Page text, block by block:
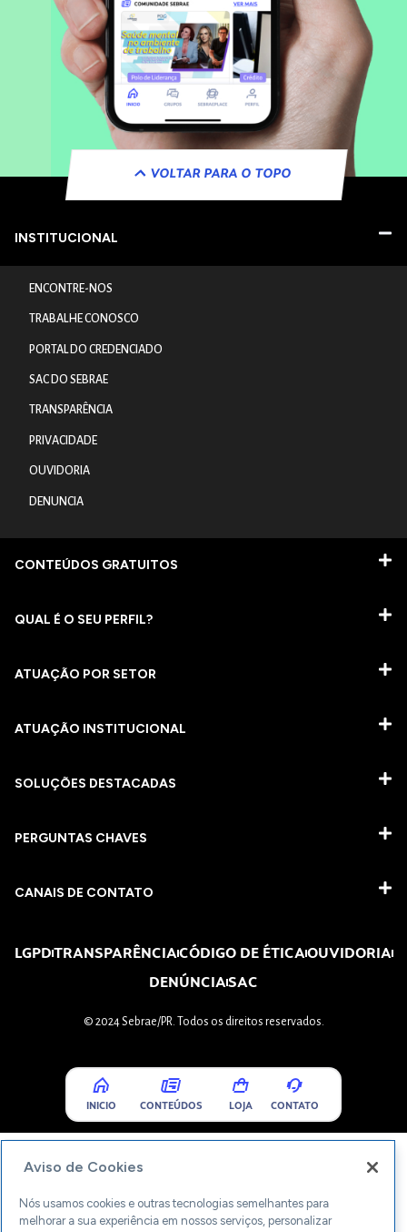
VOLTAR PARA O TOPO
INSTITUCIONAL
ENCONTRE-NOS
TRABALHE CONOSCO
PORTAL DO CREDENCIADO
SAC DO SEBRAE
TRANSPARÊNCIA
PRIVACIDADE
OUVIDORIA
DENUNCIA
CONTEÚDOS GRATUITOS
QUAL É O SEU PERFIL?
ATUAÇÃO POR SETOR
ATUAÇÃO INSTITUCIONAL
SOLUÇÕES DESTACADAS
PERGUNTAS CHAVES​
CANAIS DE CONTATO
LGPDTRANSPARÊNCIACÓDIGO DE ÉTICAOUVIDORIA
DENÚNCIASAC
© 2024 Sebrae/PR. Todos os direitos reservados.
INICIO CONTEÚDOS LOJA CONTATO
Aviso de Cookies
Nós usamos cookies e outras tecnologias semelhantes para
melhorar a sua experiência em nossos serviços, personalizar